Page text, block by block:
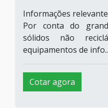
Informações
Por conta do
sólidos não
equipamentos de
Cotar agora